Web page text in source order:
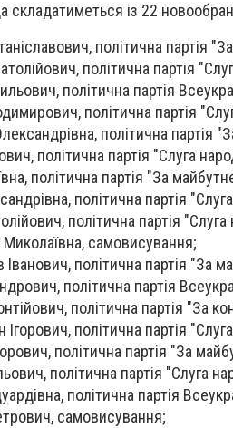
складатиметься із 22
політична партія
політична партія
політична партія
політична партія
політична партія
політична партія "Слуга
політична партія "За
політична партія
політична партія "Слуга
самовисування;
політична партія "За
політична партія
політична партія "За
політична партія
політична партія "За
політична партія "Слуга
політична партія
самовисування;